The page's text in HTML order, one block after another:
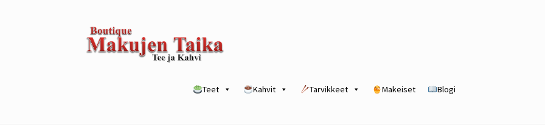
Siirry
navigointiin
Siirry
sisältöön
Teet Kahvit Tarvikkeet Makeiset Blogi